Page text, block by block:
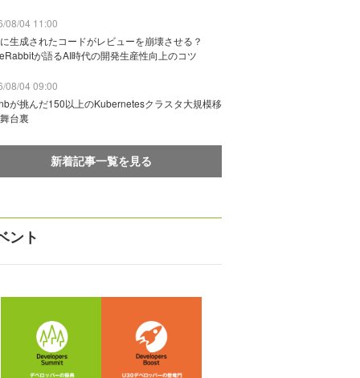
08/04 11:00
生成されたコードがレビューを崩壊させる？
が語るAI時代の開発生産性向上のコツ
08/04 09:00
が挑んだ150以上のKubernetesクラスタ大規模移
台裏
新着記事一覧を見る
ント